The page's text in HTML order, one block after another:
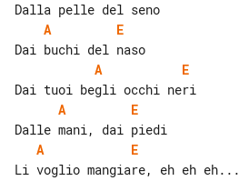
A
E
A
E
A
E
A
E
Li voglio mangiare, eh eh eh...